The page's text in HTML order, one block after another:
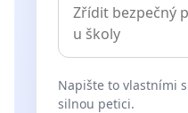
Napište to vlastními
silnou petici.